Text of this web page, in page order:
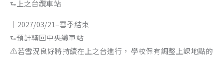
⮑上之台纜車站
｜2027/03/21–雪季結束
⮑預計轉回中央纜車站
⚠️若雪況良好將持續在上之台進行， 學校保有調整上課地點的